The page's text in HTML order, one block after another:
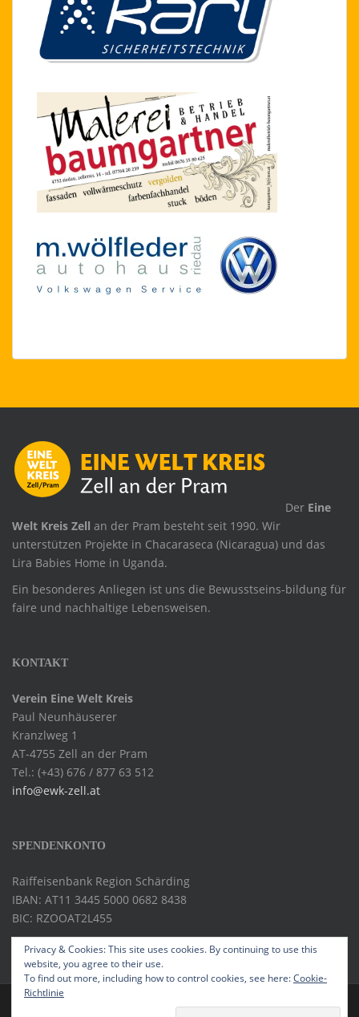
Der Eine
Welt Kreis Zell an der Pram besteht seit 1990. Wir
unterstützen Projekte in Chacaraseca (Nicaragua) und das
Lira Babies Home in Uganda.
Ein besonderes Anliegen ist uns die Bewusstseins-bildung für
faire und nachhaltige Lebensweisen.
KONTAKT
Verein Eine Welt Kreis
Paul Neunhäuserer
Kranzlweg 1
AT-4755 Zell an der Pram
Tel.: (+43) 676 / 877 63 512
info@ewk-zell.at
SPENDENKONTO
Raiffeisenbank Region Schärding
IBAN: AT11 3445 5000 0682 8438
BIC: RZOOAT2L455
IMPRESSUM
Privacy & Cookies: This site uses cookies. By continuing to use this
website, you agree to their use.
To find out more, including how to control cookies, see here:Cookie-
Richtlinie